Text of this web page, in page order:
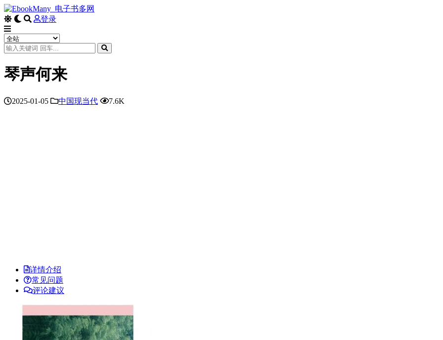
登录
琴声何来
2025-01-05 中国现当代 7.6K
详情介绍
常见问题
评论建议